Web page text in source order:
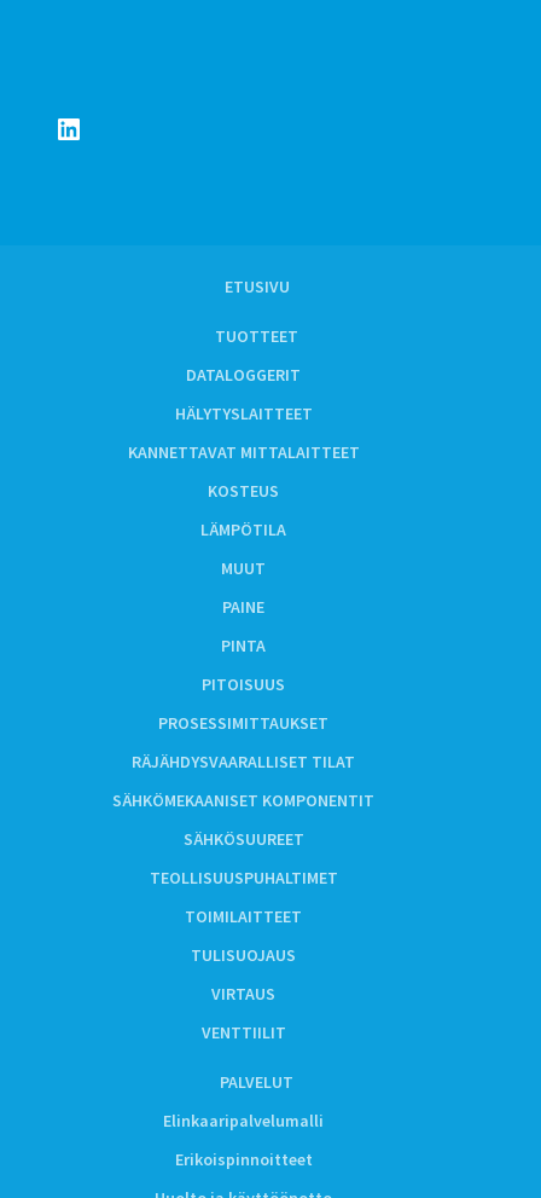
LinkedIn
ETUSIVU
TUOTTEET
DATALOGGERIT
HÄLYTYSLAITTEET
KANNETTAVAT MITTALAITTEET
KOSTEUS
LÄMPÖTILA
MUUT
PAINE
PINTA
PITOISUUS
PROSESSIMITTAUKSET
RÄJÄHDYSVAARALLISET TILAT
SÄHKÖMEKAANISET KOMPONENTIT
SÄHKÖSUUREET
TEOLLISUUSPUHALTIMET
TOIMILAITTEET
TULISUOJAUS
VIRTAUS
VENTTIILIT
PALVELUT
Elinkaaripalvelumalli
Erikoispinnoitteet